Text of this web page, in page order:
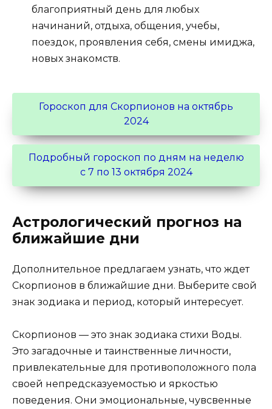
благоприятный день для любых
начинаний, отдыха, общения, учебы,
поездок, проявления себя, смены имиджа,
новых знакомств.
Гороскоп для Скорпионов на октябрь
2024
Подробный гороскоп по дням на неделю
с 7 по 13 октября 2024
Астрологический прогноз на
ближайшие дни
Дополнительное предлагаем узнать, что ждет
Скорпионов в ближайшие дни. Выберите свой
знак зодиака и период, который интересует.
Скорпионов — это знак зодиака стихи Воды.
Это загадочные и таинственные личности,
привлекательные для противоположного пола
своей непредсказуемостью и яркостью
поведения. Они эмоциональные, чувсвенные